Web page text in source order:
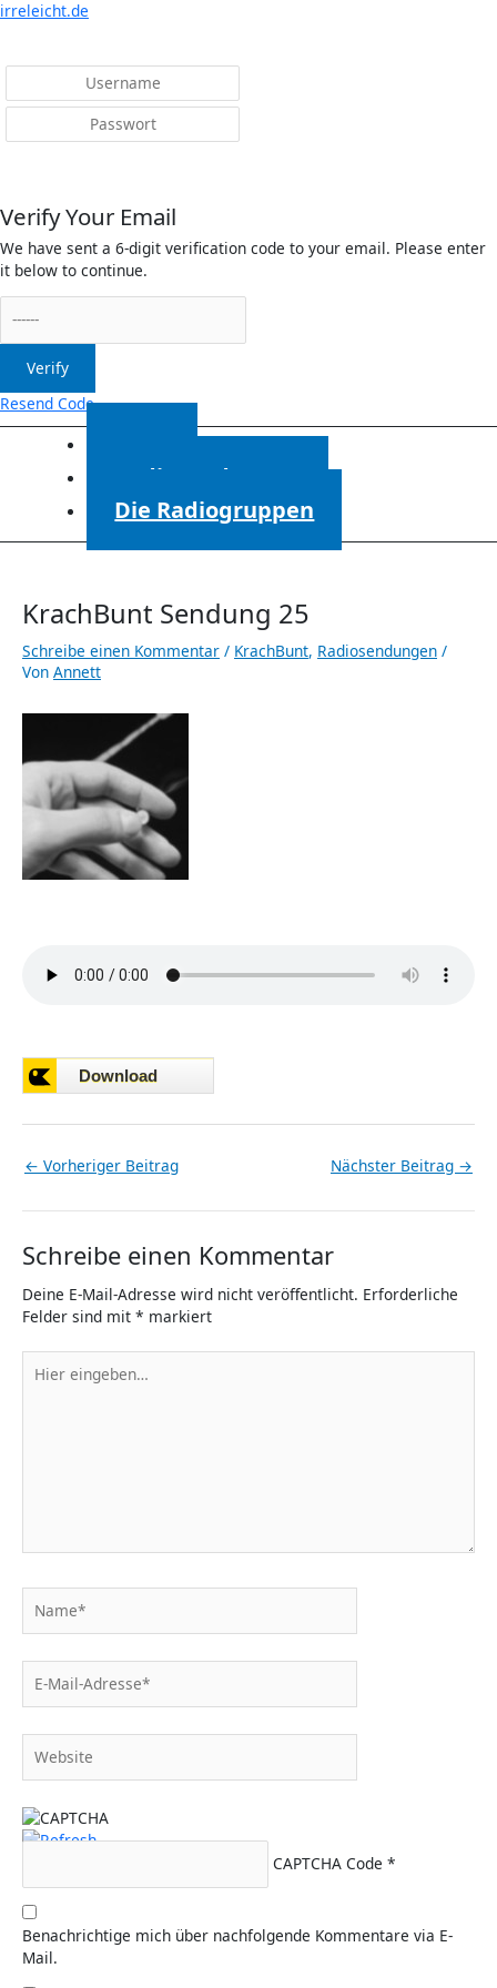
irreleicht.de
Verify Your Email
We have sent a 6-digit verification code to your email. Please enter
it below to continue.
Verify
Resend Code
Menü
Radiosendungen
Die Radiogruppen
KrachBunt Sendung 25
Schreibe einen Kommentar / KrachBunt, Radiosendungen /
Von Annett
← Vorheriger Beitrag Nächster Beitrag →
Schreibe einen Kommentar
Deine E-Mail-Adresse wird nicht veröffentlicht. Erforderliche
Felder sind mit * markiert
eingeben…
Mail-
Adresse*
CAPTCHA Code *
Benachrichtige mich über nachfolgende Kommentare via E-
Mail.